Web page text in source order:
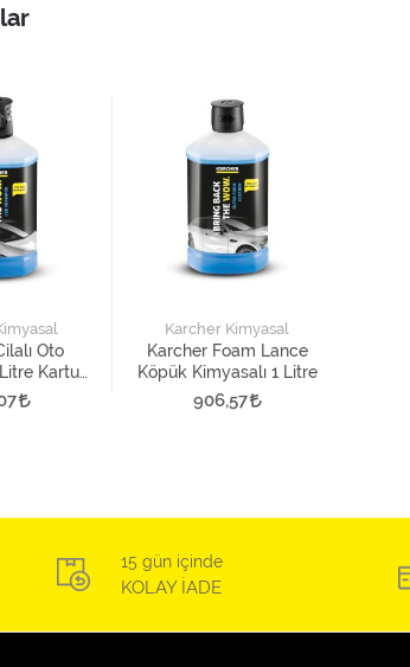
Oto
Kartuş
Karcher Kimyasal
Karcher Foam Lance
Köpük Kimyasalı 1 Litre
906,57
15 gün içinde
KOLAY İADE